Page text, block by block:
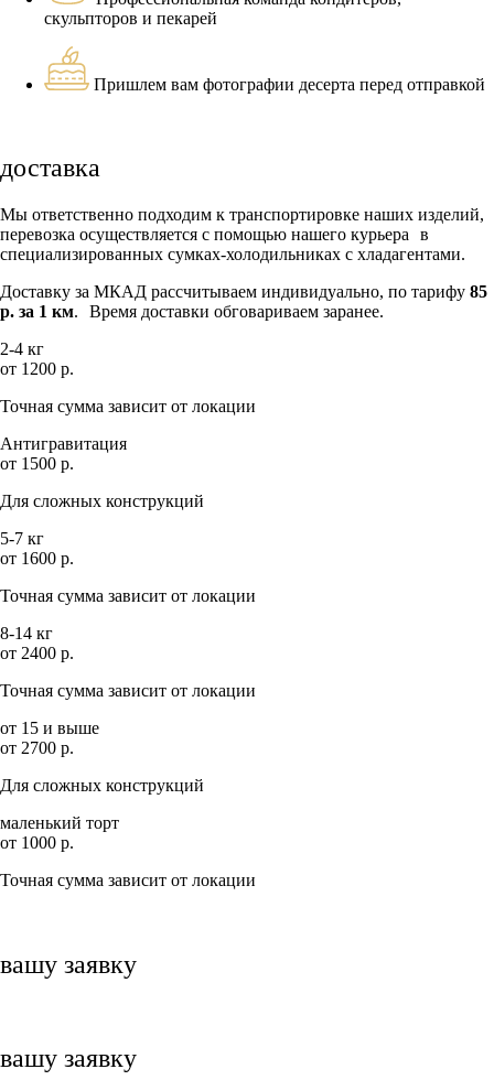
скульпторов и пекарей
Пришлем вам фотографии десерта перед отправкой
доставка
Мы ответственно подходим к транспортировке наших изделий,
перевозка осуществляется с помощью нашего курьера в
специализированных сумках-холодильниках с хладагентами.
Доставку за МКАД рассчитываем индивидуально, по тарифу 85
р. за 1 км. Время доставки обговариваем заранее.
2-4 кг
от 1200 р.
Точная сумма зависит от локации
Антигравитация
от 1500 р.
Для сложных конструкций
5-7 кг
от 1600 р.
Точная сумма зависит от локации
8-14 кг
от 2400 р.
Точная сумма зависит от локации
от 15 и выше
от 2700 р.
Для сложных конструкций
маленький торт
от 1000 р.
Точная сумма зависит от локации
вашу заявку
вашу заявку